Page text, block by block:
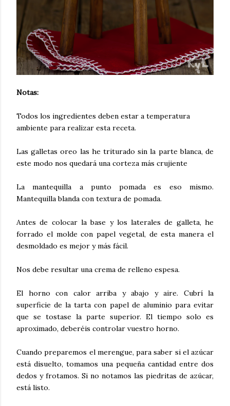
Notas:
Todos los ingredientes deben estar a temperatura
ambiente para realizar esta receta.
Las galletas oreo las he triturado sin la parte blanca, de
este modo nos quedará una corteza más crujiente
La mantequilla a punto pomada es eso mismo.
Mantequilla blanda con textura de pomada.
Antes de colocar la base y los laterales de galleta, he
forrado el molde con papel vegetal, de esta manera el
desmoldado es mejor y más fácil.
Nos debe resultar una crema de relleno espesa.
El horno con calor arriba y abajo y aire. Cubrí la
superficie de la tarta con papel de aluminio para evitar
que se tostase la parte superior. El tiempo solo es
aproximado, deberéis controlar vuestro horno.
Cuando preparemos el merengue, para saber si el azúcar
está disuelto, tomamos una pequeña cantidad entre dos
dedos y frotamos. Si no notamos las piedritas de azúcar,
está listo.